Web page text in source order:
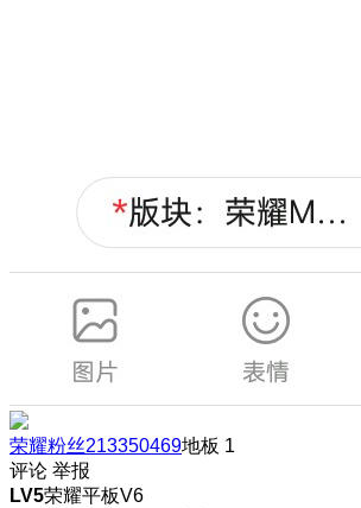
荣耀粉丝213350469地板 1
评论 举报
LV5荣耀平板V6